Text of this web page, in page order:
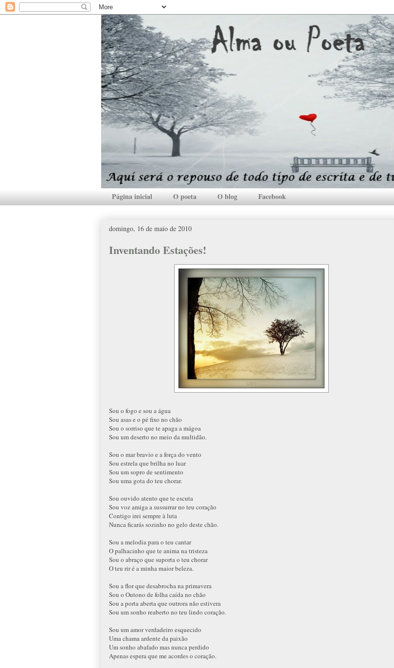
Página inicial O poeta O blog Facebook
domingo, 16 de maio de 2010
Inventando Estações!
Sou o fogo e sou a água
Sou asas e o pé fixo no chão
Sou o sorriso que te apaga a mágoa
Sou um deserto no meio da multidão.
Sou o mar bravio e a força do vento
Sou estrela que brilha no luar
Sou um sopro de sentimento
Sou uma gota do teu chorar.
Sou ouvido atento que te escuta
Sou voz amiga a sussurrar no teu coração
Contigo irei sempre à luta
Nunca ficarás sozinho no gelo deste chão.
Sou a melodia para o teu cantar
O palhacinho que te anima na tristeza
Sou o abraço que suporta o teu chorar
O teu rir é a minha maior beleza.
Sou a flor que desabrocha na primavera
Sou o Outono de folha caída no chão
Sou a porta aberta que outrora não estivera
Sou um sonho reaberto no teu lindo coração.
Sou um amor verdadeiro esquecido
Uma chama ardente da paixão
Um sonho abafado mas nunca perdido
Apenas espera que me acordes o coração.